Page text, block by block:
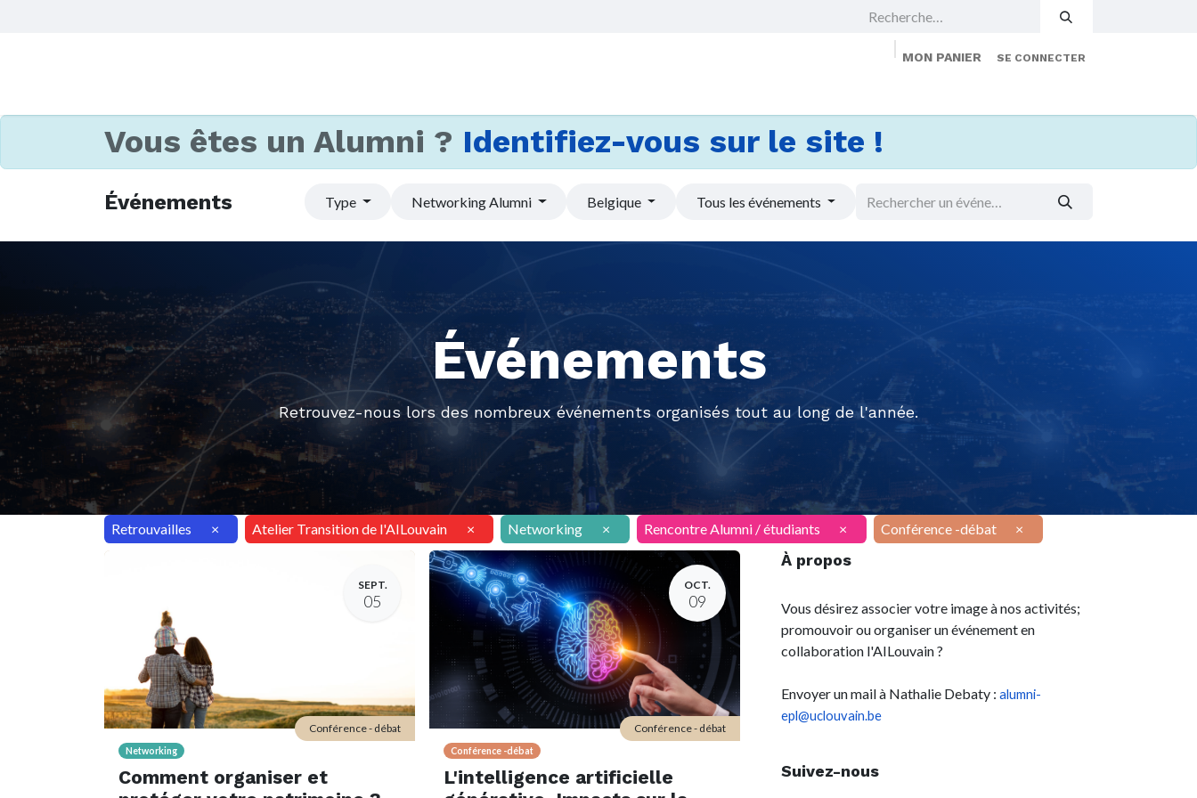
MON PANIER SE CONNECTER
Vous êtes un Alumni ? Identifiez-vous sur le site !
Événements Type Networking Alumni Belgique Tous les événements
Événements
Retrouvez-nous lors des nombreux événements organisés tout au long de l'année.
Retrouvailles × Atelier Transition de l'AILouvain × Networking × Rencontre Alumni / étudiants × Conférence -débat ×
SEPT.
05
Networking
Comment organiser et
Conférence - débat
OCT.
09
Conférence -débat
L'intelligence artificielle
Conférence - débat
À propos
Vous désirez associer votre image à nos activités;
promouvoir ou organiser un événement en
collaboration l'AILouvain ?
Envoyer un mail à Nathalie Debaty : alumni-
epl@uclouvain.be
Suivez-nous